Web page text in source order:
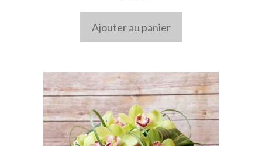
Ajouter au panier
produit
plusieurs